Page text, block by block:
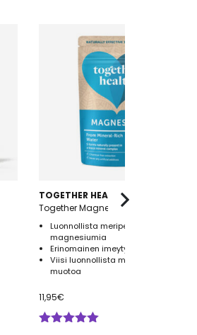
TOGETHER HEALTH
Together Magnesium 30 Kaps
Luonnollista meriperäistä
magnesiumia
Erinomainen imeytyvyys
Viisi luonnollista magnesiumin
muotoa
11,95€